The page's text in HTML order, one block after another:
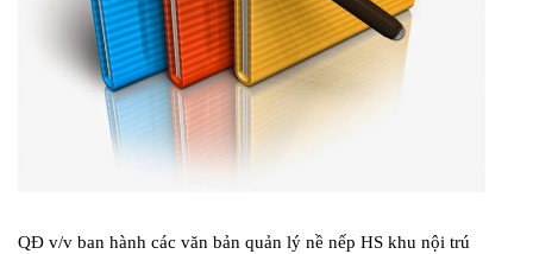
QĐ v/v ban hành các văn bản quản lý nề nếp HS khu nội trú